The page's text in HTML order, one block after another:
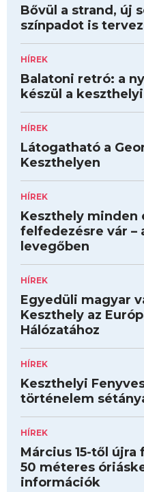
Bővül a strand, új
színpadot is
HÍREK
Balatoni retró: a
készül a
HÍREK
Látogatható a
Keszthelyen
HÍREK
Keszthely minden
felfedezésre vár –
levegőben
HÍREK
Egyedüli magyar
Keszthely az
Hálózatához
HÍREK
Keszthelyi
történelem
HÍREK
Március 15-től
50 méteres
információk